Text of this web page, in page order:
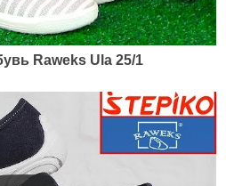
Raweks Ula 25/1